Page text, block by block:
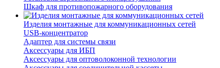
Шкаф для противопожарного оборудования
Изделия монтажные для коммуникационных сетей
USB-концентратор
Адаптер для системы связи
Аксессуары для ИБП
Аксессуары для оптоволоконной технологии